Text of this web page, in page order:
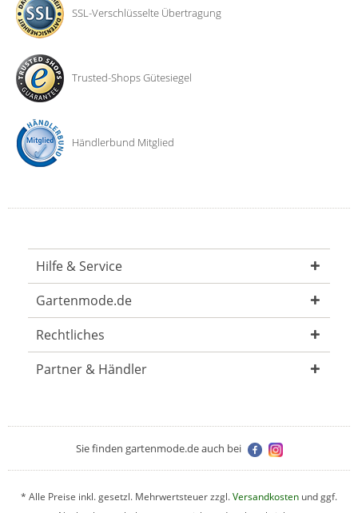
SSL-Verschlüsselte Übertragung
Trusted-Shops Gütesiegel
Händlerbund Mitglied
Hilfe & Service
Gartenmode.de
Rechtliches
Partner & Händler
Sie finden gartenmode.de auch bei
* Alle Preise inkl. gesetzl. Mehrwertsteuer zzgl.Versandkosten und ggf.